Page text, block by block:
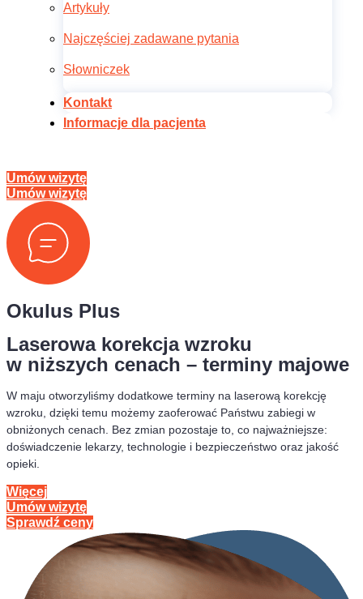
Artykuły
Najczęściej zadawane pytania
Słowniczek
Kontakt
Informacje dla pacjenta
Umów wizytę
Umów wizytę
Okulus Plus
Laserowa korekcja wzroku
w niższych cenach – terminy majowe
W maju otworzyliśmy dodatkowe terminy na laserową korekcję
wzroku, dzięki temu możemy zaoferować Państwu zabiegi w
obniżonych cenach. Bez zmian pozostaje to, co najważniejsze:
doświadczenie lekarzy, technologie i bezpieczeństwo oraz jakość
opieki.
Więcej
Umów wizytę
Sprawdź ceny